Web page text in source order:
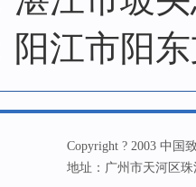
阳江市阳
Copyright ? 2003 中国
地址：广州市天河区